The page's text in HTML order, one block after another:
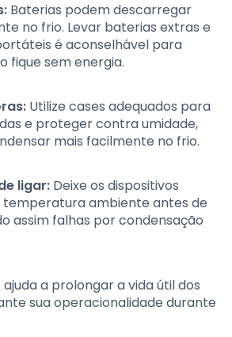
Baterias podem descarregar
no frio. Levar baterias extras e
é aconselhável para
fique sem energia.
Utilize cases adequados para
e proteger contra umidade,
mais facilmente no frio.
ligar: Deixe os dispositivos
ambiente antes de
assim falhas por condensação
a prolongar a vida útil dos
sua operacionalidade durante